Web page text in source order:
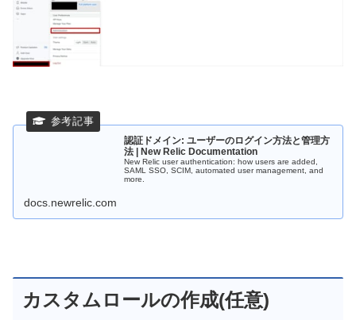
認証ドメイン: ユーザーのログイン方法と管理方
法 | New Relic Documentation
New Relic user authentication: how users are added,
SAML SSO, SCIM, automated user management, and
more.
docs.newrelic.com
カスタムロールの作成(任意)